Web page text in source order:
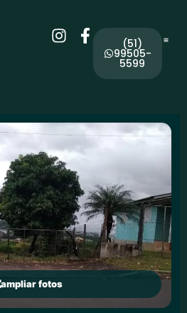
(51)
99505-
5599
ampliar fotos